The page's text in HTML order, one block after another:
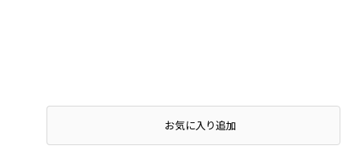
店頭在庫を確認するお気に入り追加